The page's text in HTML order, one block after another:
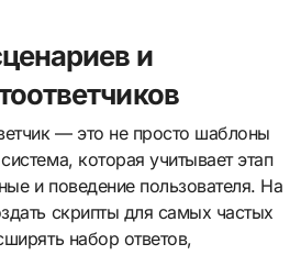
и
— это не просто шаблоны
которая учитывает этап
и поведение пользователя. На
скрипты для самых частых
набор ответов,